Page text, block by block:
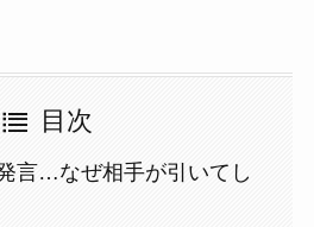
目次
言…なぜ相手が引いてし